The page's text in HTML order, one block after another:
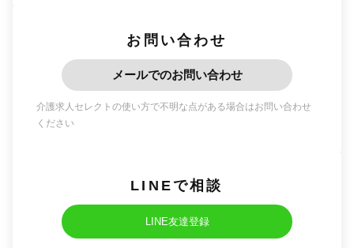
お問い合わせ
メールでのお問い合わせ
介護求人セレクトの使い方で不明な点がある場合はお問い合わせ
ください
LINEで相談
LINE友達登録